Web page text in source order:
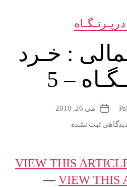
دسته‌ها
: خـرد
– 5
تاریخمی 26, 2010
برای
درپـرتـگـاه
–
ثبت نشده
VIEW THIS
—VIEW THIS